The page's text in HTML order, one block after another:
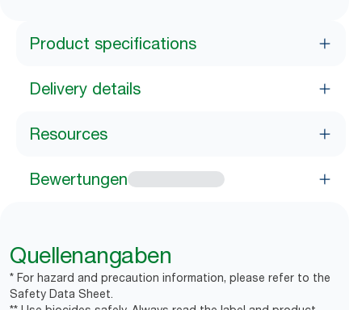
Product specifications
Delivery details
Resources
Bewertungen
Quellenangaben
* For hazard and precaution information, please refer to the
Safety Data Sheet.